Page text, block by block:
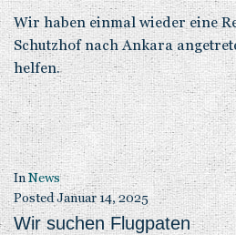
Wir haben einmal wieder eine
Schutzhof nach Ankara
helfen.
InNews
PostedJanuar 14, 2025
Wir suchen Flugpaten